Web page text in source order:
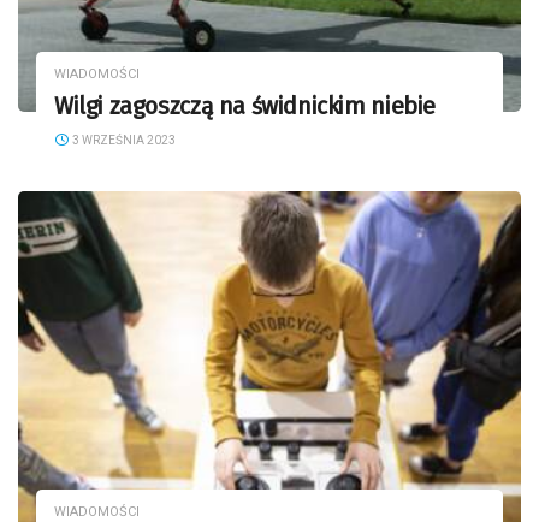
WIADOMOŚCI
Wilgi zagoszczą na świdnickim niebie
3 WRZEŚNIA 2023
WIADOMOŚCI